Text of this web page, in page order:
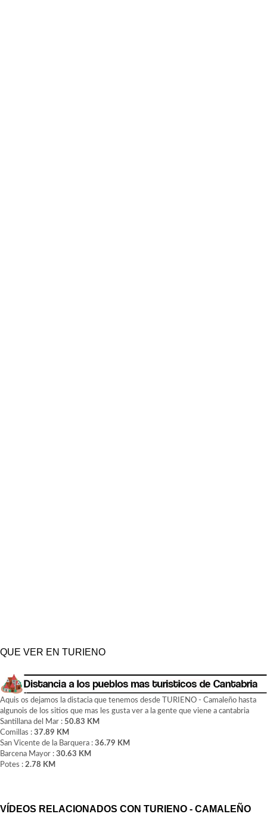
QUE VER EN TURIENO
Aquis os dejamos la distacia que tenemos desde TURIENO - Camaleño hasta
algunois de los sitios que mas les gusta ver a la gente que viene a cantabria
Santillana del Mar : 50.83 KM
Comillas : 37.89 KM
San Vicente de la Barquera : 36.79 KM
Barcena Mayor : 30.63 KM
Potes : 2.78 KM
VÍDEOS RELACIONADOS CON TURIENO - CAMALEÑO